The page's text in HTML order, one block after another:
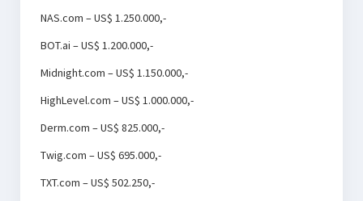
NAS.com – US$ 1.250.000,-
BOT.ai – US$ 1.200.000,-
Midnight.com – US$ 1.150.000,-
HighLevel.com – US$ 1.000.000,-
Derm.com – US$ 825.000,-
Twig.com – US$ 695.000,-
TXT.com – US$ 502.250,-